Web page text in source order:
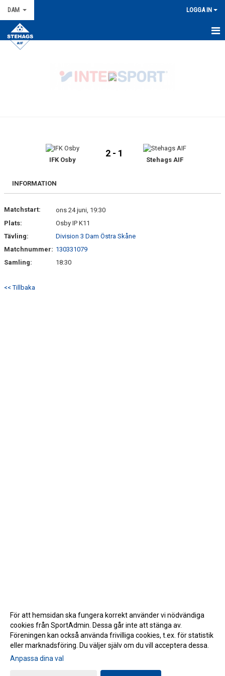
DAM LOGGA IN
HEM
BILDGALLERI
KIOSKLISTA
IFK Osby
2 - 1
Stehags AIF
INFORMATION
Matchstart:
ons 24 juni, 19:30
Plats:
Osby IP K11
Tävling:
Division 3 Dam Östra Skåne
Matchnummer: 130331079
Samling:
18:30
<< Tillbaka
Gå till Webbversion
För att hemsidan ska fungera korrekt använder vi nödvändiga
cookies från SportAdmin. Dessa går inte att stänga av.
Föreningen kan också använda frivilliga cookies, t.ex. för statistik
eller marknadsföring. Du väljer själv om du vill acceptera dessa.
Anpassa dina val